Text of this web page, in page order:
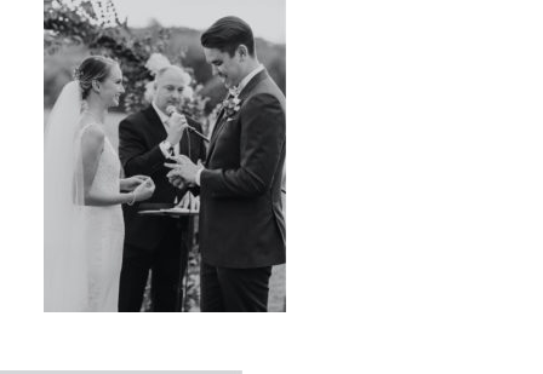
A PROPOS
PORTFOLIO
INFOS
JOURNAL